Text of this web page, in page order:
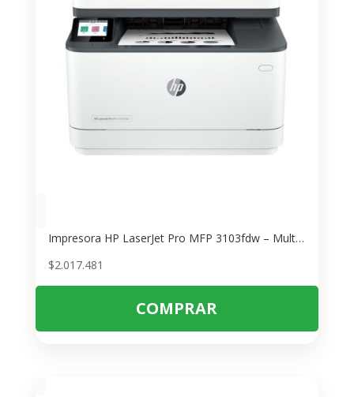
Impresora HP LaserJet Pro MFP 3103fdw – Multifuncional con WiFi y Escáner
$2.017.481
COMPRAR